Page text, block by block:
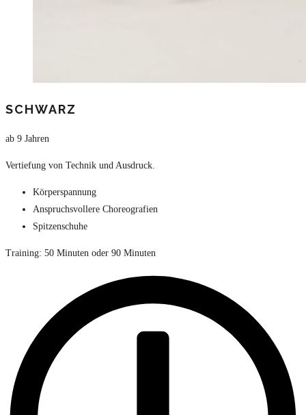
SCHWARZ
ab 9 Jahren
Vertiefung von Technik und Ausdruck.
Körperspannung
Anspruchsvollere Choreografien
Spitzenschuhe
Training: 50 Minuten oder 90 Minuten